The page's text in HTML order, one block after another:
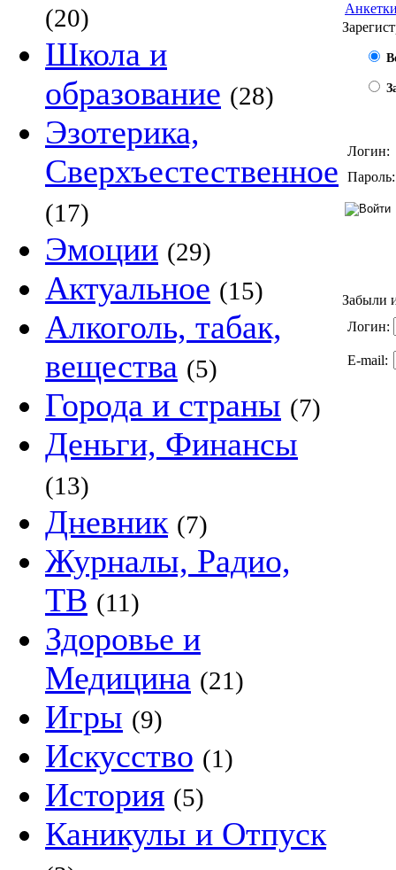
(20)
Школа и
образование (28)
Эзотерика,
Сверхъестественное
(17)
Эмоции (29)
Актуальное (15)
Алкоголь, табак,
вещества (5)
Города и страны (7)
Деньги, Финансы
(13)
Дневник (7)
Журналы, Радио,
ТВ (11)
Здоровье и
Медицина (21)
Игры (9)
Искусство (1)
История (5)
Каникулы и Отпуск
Логин:
Пароль:
Забыли
Логин:
E-mail: